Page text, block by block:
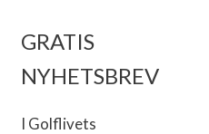
GRATIS
NYHETSBREV
I Golflivets